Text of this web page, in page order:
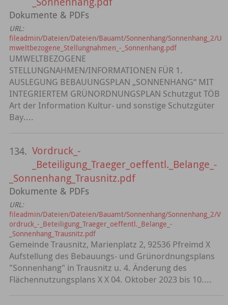
Dokumente & PDFs
URL:
fileadmin/Dateien/Dateien/Bauamt/Sonnenhang/Sonnenhang_2/U
mweltbezogene_Stellungnahmen_-_Sonnenhang.pdf
UMWELTBEZOGENE
STELLUNGNAHMEN/INFORMATIONEN FÜR 1.
AUSLEGUNG BEBAUUNGSPLAN „SONNENHANG“ MIT
INTEGRIERTEM GRÜNORDNUNGSPLAN Schutzgut TÖB
Art der Information Kultur- und sonstige Schutzgüter
Bay....
134. Vordruck_-
_Beteiligung_Traeger_oeffentl._Belange_-
_Sonnenhang_Trausnitz.pdf
Dokumente & PDFs
URL:
fileadmin/Dateien/Dateien/Bauamt/Sonnenhang/Sonnenhang_2/V
ordruck_-_Beteiligung_Traeger_oeffentl._Belange_-
_Sonnenhang_Trausnitz.pdf
Gemeinde Trausnitz, Marienplatz 2, 92536 Pfreimd X
Aufstellung des Bebauungs- und Grünordnungsplans
"Sonnenhang" in Trausnitz u. 4. Änderung des
Flächennutzungsplans X X 04. Oktober 2023 bis 10....